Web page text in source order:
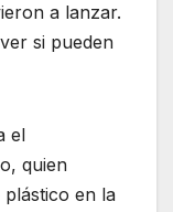
a lanzar.
si pueden
el
quien
en la